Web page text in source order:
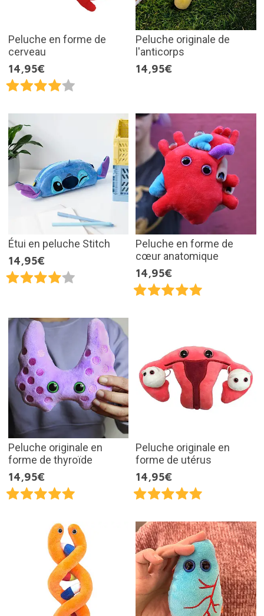
Peluche en forme de
cerveau
14,95€
Peluche originale de
l'anticorps
14,95€
Étui en peluche Stitch
14,95€
Peluche en forme de
cœur anatomique
14,95€
Peluche originale en
forme de thyroïde
14,95€
Peluche originale en
forme de utérus
14,95€